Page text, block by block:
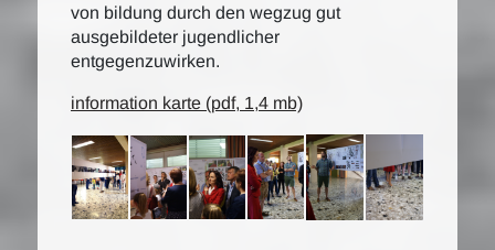
von bildung durch den wegzug gut
ausgebildeter jugendlicher
entgegenzuwirken.
information karte (pdf, 1,4 mb)